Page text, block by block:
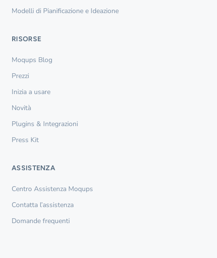
Modelli di Pianificazione e Ideazione
RISORSE
Moqups Blog
Prezzi
Inizia a usare
Novità
Plugins & Integrazioni
Press Kit
ASSISTENZA
Centro Assistenza Moqups
Contatta l’assistenza
Domande frequenti